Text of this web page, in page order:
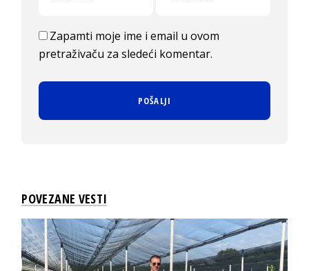
Zapamti moje ime i email u ovom
pretraživaču za sledeći komentar.
POVEZANE VESTI